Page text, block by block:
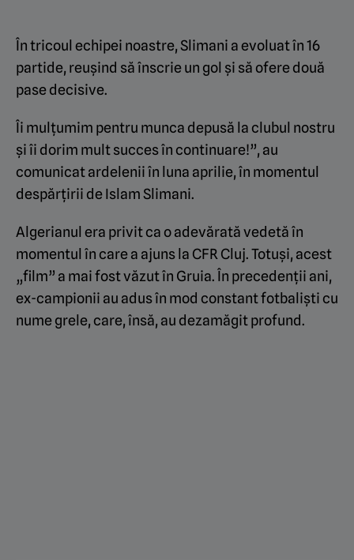
În tricoul echipei noastre, Slimani a evoluat în 16
partide, reușind să înscrie un gol și să ofere două
pase decisive.
Îi mulțumim pentru munca depusă la clubul nostru
și îi dorim mult succes în continuare!”, au
comunicat ardelenii în luna aprilie, în momentul
despărțirii de Islam Slimani.
Algerianul era privit ca o adevărată vedetă în
momentul în care a ajuns la CFR Cluj. Totuși, acest
„film” a mai fost văzut în Gruia. În precedenții ani,
ex-campionii au adus în mod constant fotbaliști cu
nume grele, care, însă, au dezamăgit profund.